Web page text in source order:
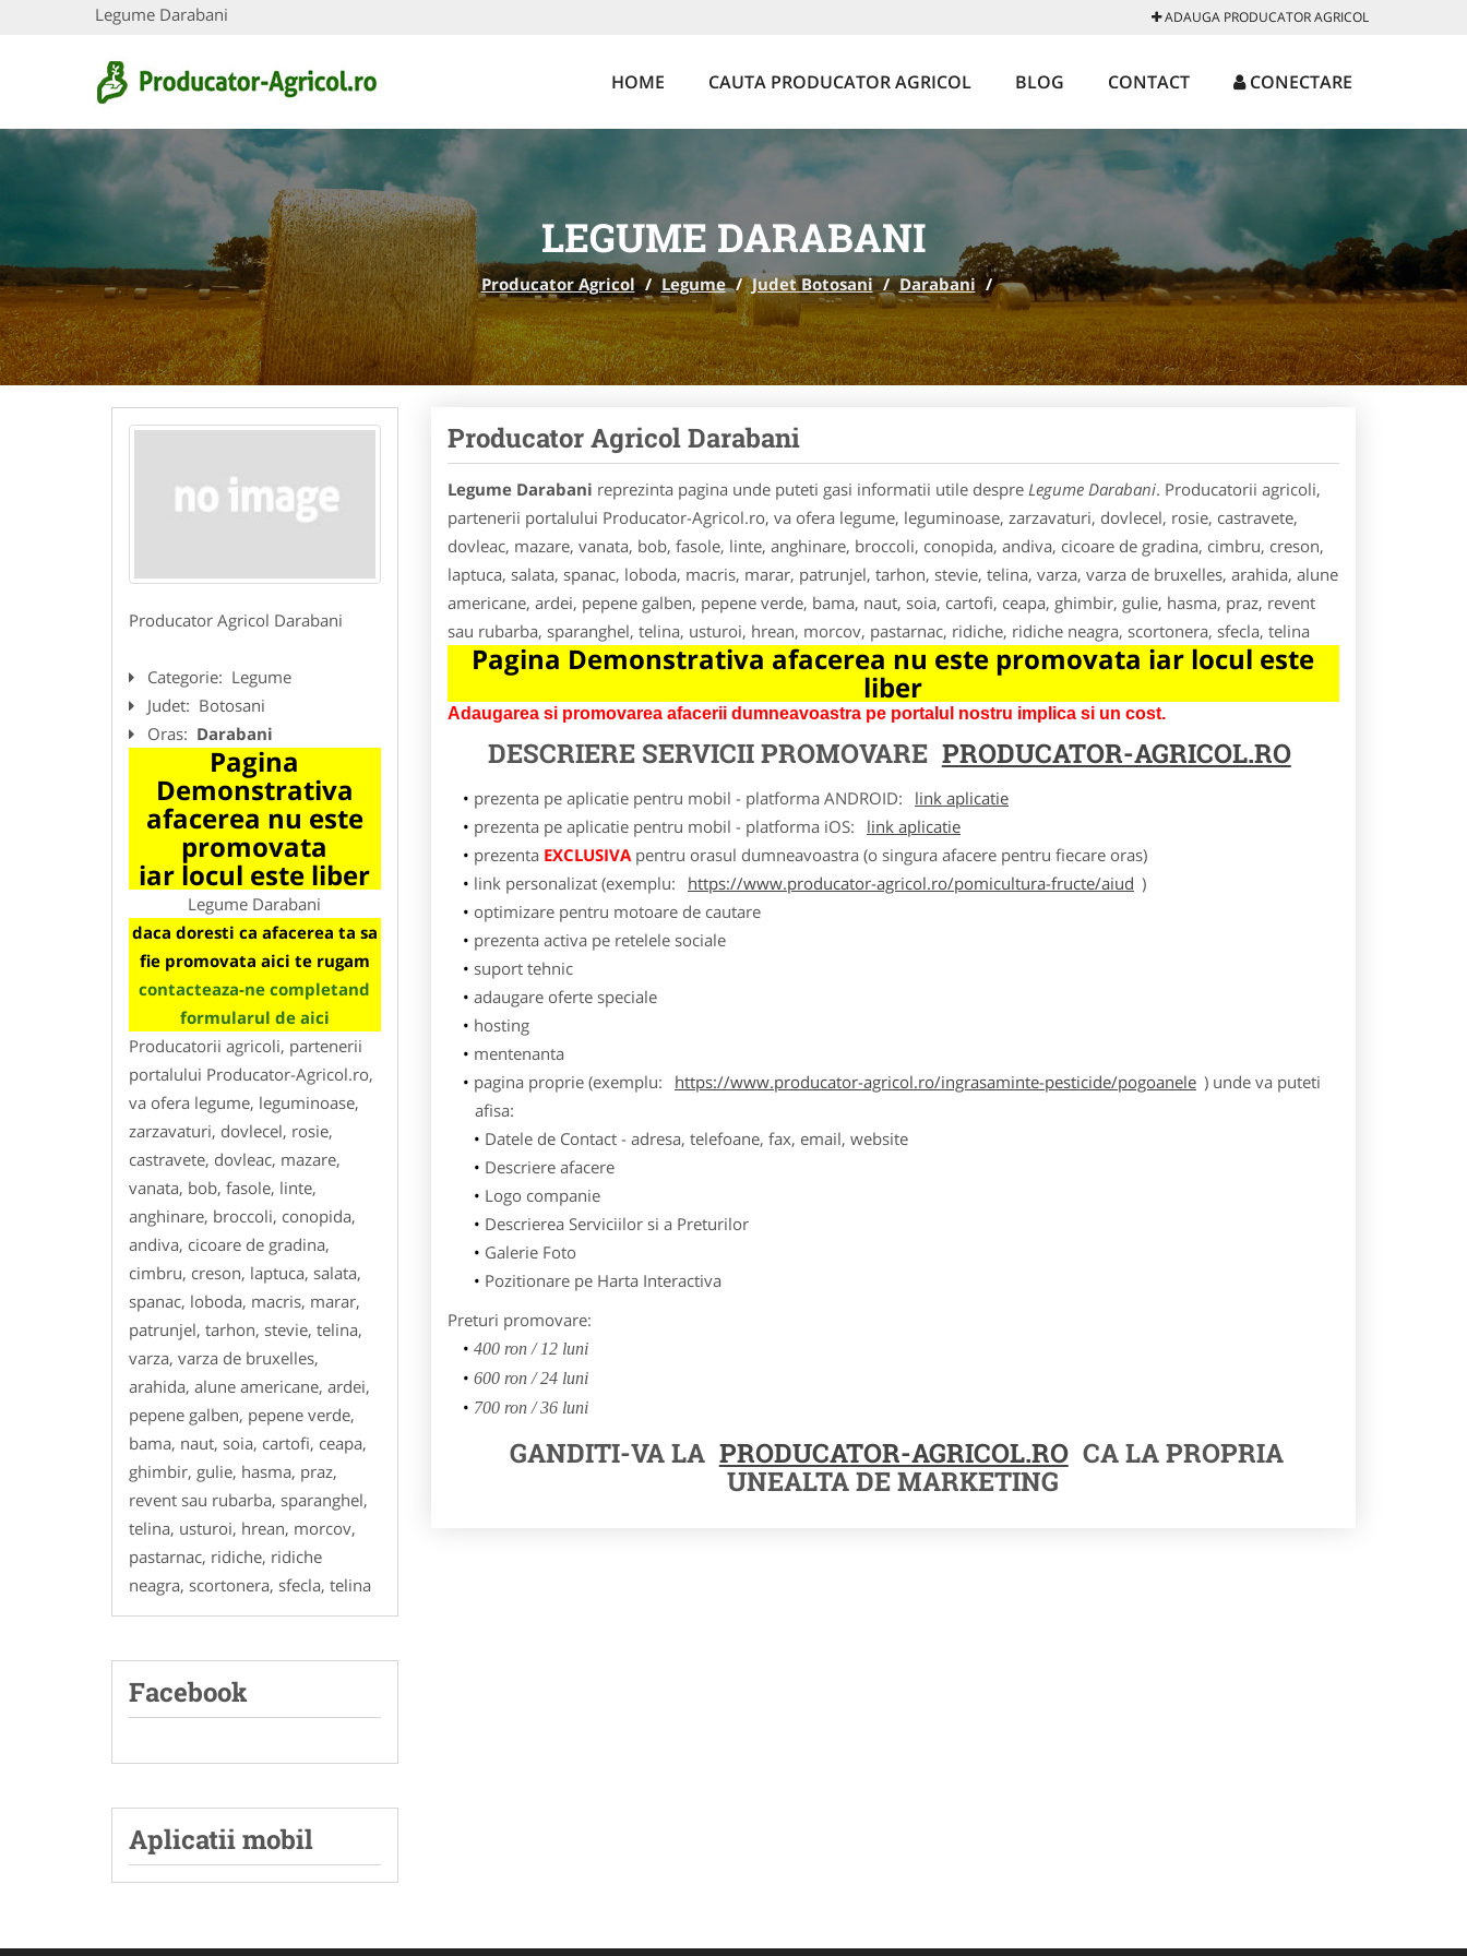
Legume Darabani ADAUGA PRODUCATOR AGRICOL
HOME CAUTA PRODUCATOR AGRICOL BLOG CONTACT CONECTARE
LEGUME DARABANI
Producator Agricol / Legume / Judet Botosani / Darabani /
Producator Agricol Darabani
Categorie: Legume
Judet: Botosani
Oras: Darabani
Pagina
Demonstrativa
afacerea nu este
promovata
iar locul este liber
Legume Darabani
daca doresti ca afacerea ta sa
fie promovata aici te rugam
contacteaza-ne completand
formularul de aici
Producatorii agricoli, partenerii
portalului Producator-Agricol.ro,
va ofera legume, leguminoase,
zarzavaturi, dovlecel, rosie,
castravete, dovleac, mazare,
vanata, bob, fasole, linte,
anghinare, broccoli, conopida,
andiva, cicoare de gradina,
cimbru, creson, laptuca, salata,
spanac, loboda, macris, marar,
patrunjel, tarhon, stevie, telina,
varza, varza de bruxelles,
arahida, alune americane, ardei,
pepene galben, pepene verde,
bama, naut, soia, cartofi, ceapa,
ghimbir, gulie, hasma, praz,
revent sau rubarba, sparanghel,
telina, usturoi, hrean, morcov,
pastarnac, ridiche, ridiche
neagra, scortonera, sfecla, telina
Facebook
Aplicatii mobil
Producator Agricol Darabani
Legume Darabani reprezinta pagina unde puteti gasi informatii utile despre Legume Darabani. Producatorii agricoli,
partenerii portalului Producator-Agricol.ro, va ofera legume, leguminoase, zarzavaturi, dovlecel, rosie, castravete,
dovleac, mazare, vanata, bob, fasole, linte, anghinare, broccoli, conopida, andiva, cicoare de gradina, cimbru, creson,
laptuca, salata, spanac, loboda, macris, marar, patrunjel, tarhon, stevie, telina, varza, varza de bruxelles, arahida, alune
americane, ardei, pepene galben, pepene verde, bama, naut, soia, cartofi, ceapa, ghimbir, gulie, hasma, praz, revent
sau rubarba, sparanghel, telina, usturoi, hrean, morcov, pastarnac, ridiche, ridiche neagra, scortonera, sfecla, telina
Pagina Demonstrativa afacerea nu este promovata iar locul este
liber
Adaugarea si promovarea afacerii dumneavoastra pe portalul nostru implica si un cost.
DESCRIERE SERVICII PROMOVARE PRODUCATOR-AGRICOL.RO
prezenta pe aplicatie pentru mobil - platforma ANDROID:
link aplicatie
prezenta pe aplicatie pentru mobil - platforma iOS:
link aplicatie
prezenta EXCLUSIVApentru orasul dumneavoastra (o singura afacere pentru fiecare oras)
link personalizat (exemplu:
https://www.producator-agricol.ro/pomicultura-fructe/aiud )
optimizare pentru motoare de cautare
prezenta activa pe retelele sociale
suport tehnic
adaugare oferte speciale
hosting
mentenanta
pagina proprie (exemplu:
https://www.producator-agricol.ro/ingrasaminte-pesticide/pogoanele ) unde va puteti
afisa:
Datele de Contact - adresa, telefoane, fax, email, website
Descriere afacere
Logo companie
Descrierea Serviciilor si a Preturilor
Galerie Foto
Pozitionare pe Harta Interactiva
Preturi promovare:
400 ron / 12 luni
600 ron / 24 luni
700 ron / 36 luni
GANDITI-VA LA PRODUCATOR-AGRICOL.RO CA LA PROPRIA
UNEALTA DE MARKETING